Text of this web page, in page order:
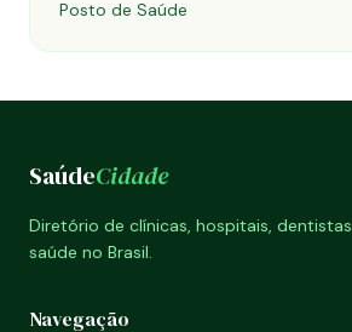
Posto de Saúde
SaúdeCidade
Diretório de clínicas, hospitais,
saúde no Brasil.
Navegação